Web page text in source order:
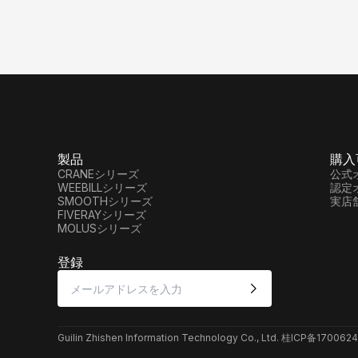
製品
CRANEシリーズ
WEEBILLシリーズ
SMOOTHシリーズ
FIVERAYシリーズ
MOLUSシリーズ
購
公式
認定
実店
登録
Guilin Zhishen Information Technology Co., Ltd. 桂ICP备